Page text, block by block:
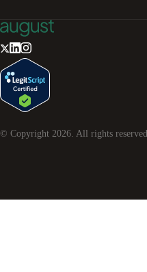
© Copyright 2026 . All rights reserved.